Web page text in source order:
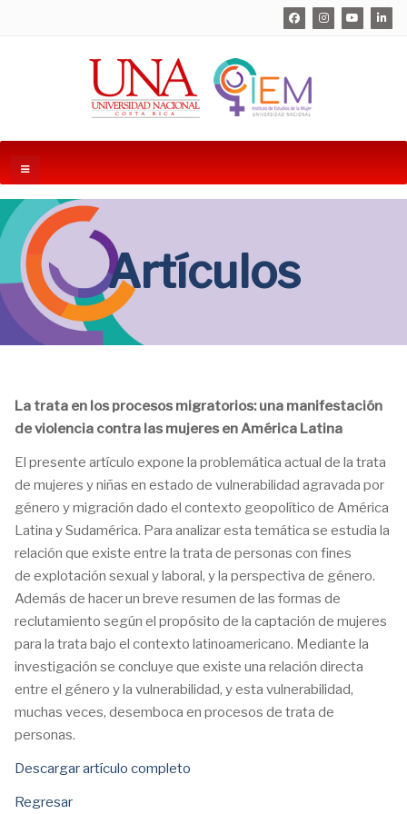
Artículos
La trata en los procesos migratorios: una manifestación
de violencia contra las mujeres en América Latina
El presente artículo expone la problemática actual de la trata
de mujeres y niñas en estado de vulnerabilidad agravada por
género y migración dado el contexto geopolítico de América
Latina y Sudamérica. Para analizar esta temática se estudia la
relación que existe entre la trata de personas con fines
de explotación sexual y laboral, y la perspectiva de género.
Además de hacer un breve resumen de las formas de
reclutamiento según el propósito de la captación de mujeres
para la trata bajo el contexto latinoamericano. Mediante la
investigación se concluye que existe una relación directa
entre el género y la vulnerabilidad, y esta vulnerabilidad,
muchas veces, desemboca en procesos de trata de
personas.
Descargar artículo completo
Regresar